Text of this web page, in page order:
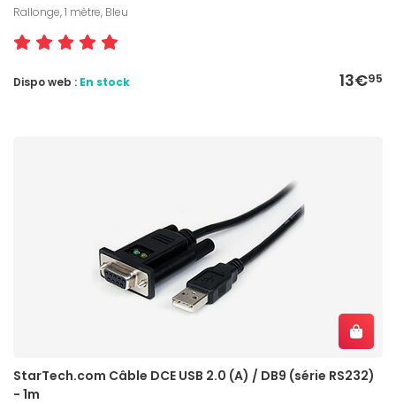
Rallonge, 1 mètre, Bleu
13€95
Dispo web : En stock
StarTech.com Câble DCE USB 2.0 (A) / DB9 (série RS232)
- 1m